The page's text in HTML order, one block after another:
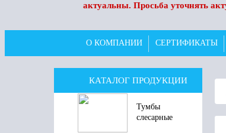
актуальны. Просьба уточнять
О КОМПАНИИ СЕРТИФИКАТЫ
КАТАЛОГ ПРОДУКЦИИ
Тумбы
слесарные